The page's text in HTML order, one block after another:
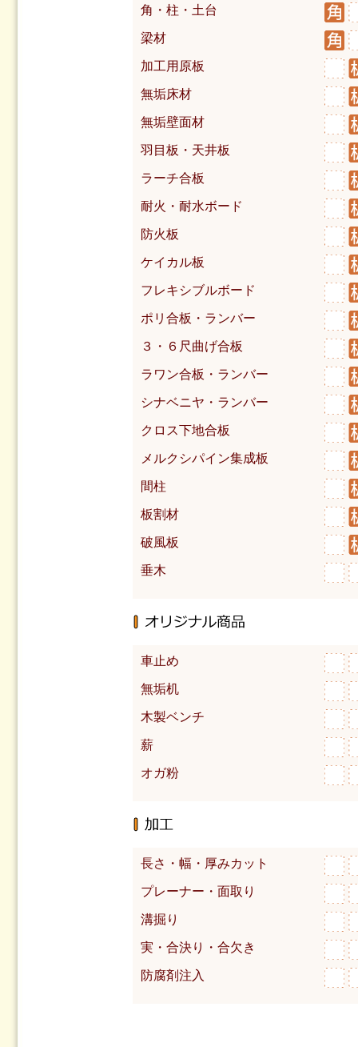
角・柱・土台
梁材
加工用原板
無垢床材
無垢壁面材
羽目板・天井板
ラーチ合板
耐火・耐水ボード
防火板
ケイカル板
フレキシブルボード
ポリ合板・ランバー
３・６尺曲げ合板
ラワン合板・ランバー
シナベニヤ・ランバー
クロス下地合板
メルクシパイン集成板
間柱
板割材
破風板
垂木
車止め
無垢机
木製ベンチ
薪
オガ粉
長さ・幅・厚みカット
プレーナー・面取り
溝掘り
実・合決り・合欠き
防腐剤注入